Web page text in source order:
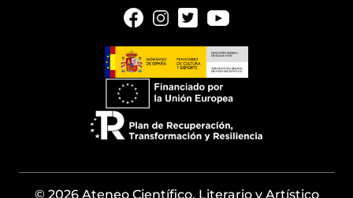
© 2026 Ateneo Científico, Literario y Artístico